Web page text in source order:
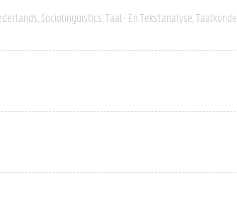
Sociolinguistics Taal- En Tekstanalyse Taalkunde